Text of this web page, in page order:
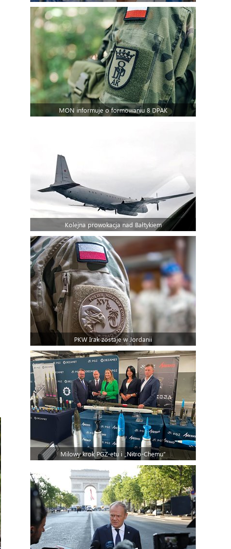
MON informuje o formowaniu 8 DPAK
Kolejna prowokacja nad Bałtykiem
PKW Irak zostaje w Jordanii
Milowy krok PGZ-etu i „Nitro-Chemu”